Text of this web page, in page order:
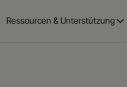
Ressourcen & Unterstützung